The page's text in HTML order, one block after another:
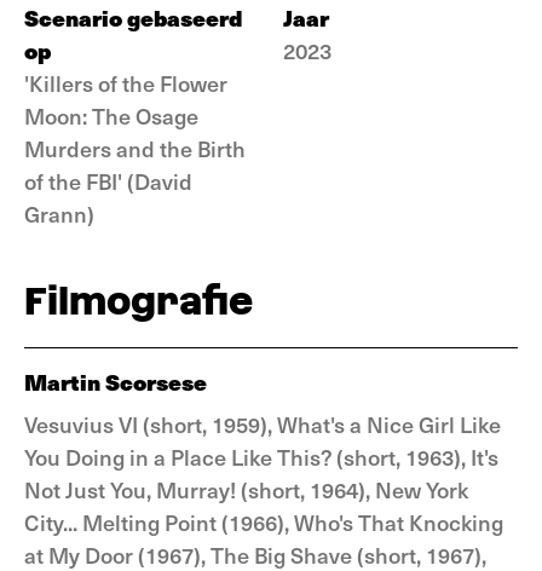
Scenario gebaseerd
op
'Killers of the Flower
Moon: The Osage
Murders and the Birth
of the FBI' (David
Grann)
Jaar
2023
Filmografie
Martin Scorsese
Vesuvius VI (short, 1959), What's a Nice Girl Like
You Doing in a Place Like This? (short, 1963), It's
Not Just You, Murray! (short, 1964), New York
City... Melting Point (1966), Who's That Knocking
at My Door (1967), The Big Shave (short, 1967),